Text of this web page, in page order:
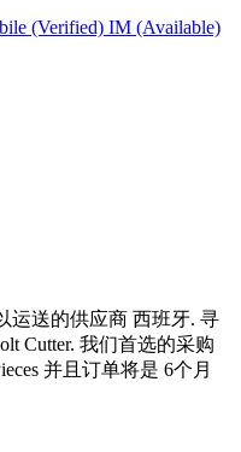
(Verified) IM (Available)
运送的供应商 西班牙. 寻
Cutter. 我们首选的采购
并且订单将是 6个月